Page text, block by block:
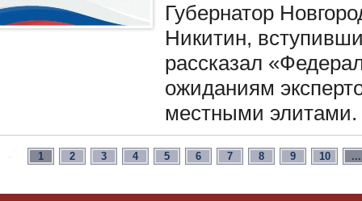
Губернатор
Никитин,
рассказал
ожиданиям
местными элитами.
1 2 3 4 5 6 7 8 9 10 ...